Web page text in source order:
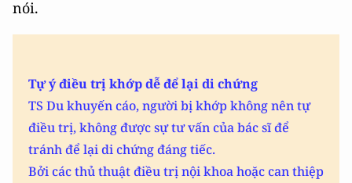
nói.
Tự ý điều trị khớp dễ để lại di chứng
TS Du khuyến cáo, người bị khớp không nên tự
điều trị, không được sự tư vấn của bác sĩ để
tránh để lại di chứng đáng tiếc.
Bởi các thủ thuật điều trị nội khoa hoặc can thiệp